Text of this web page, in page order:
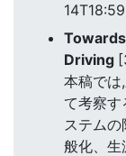
Driving
本稿では
て考察
ステム
般化、生